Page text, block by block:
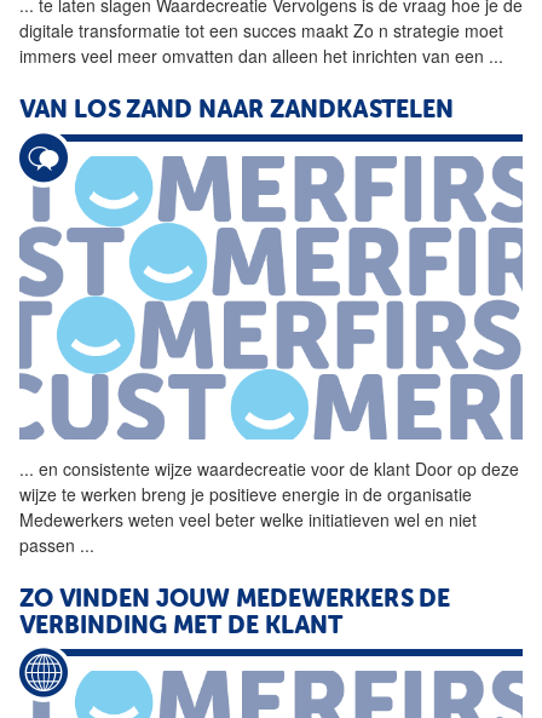
... te laten slagen Waardecreatie Vervolgens is de vraag hoe je de
digitale transformatie tot een succes maakt Zo n strategie moet
immers veel meer omvatten dan alleen het inrichten van een ...
VAN LOS ZAND NAAR ZANDKASTELEN
... en consistente wijze waardecreatie voor de klant Door op deze
wijze te werken breng je positieve energie in de organisatie
Medewerkers weten veel beter welke initiatieven wel en niet
passen ...
ZO VINDEN JOUW MEDEWERKERS DE
VERBINDING MET DE KLANT